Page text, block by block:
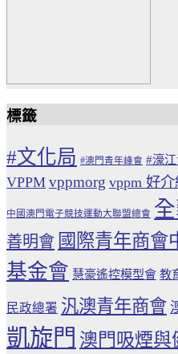
標籤
#文化局 #澳門青年峰會 #濠
VPPM vppmorg vppm 好介
中國澳門電子競技運動大聯盟總會
善明會 國際青年商會
基金會 慧豪遙控模型會 教
民政總署 汎澳青年商會
凱旋門 澳門吸煙與